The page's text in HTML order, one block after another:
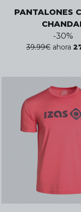
PANTALONES
-30%
39.99€ ahora